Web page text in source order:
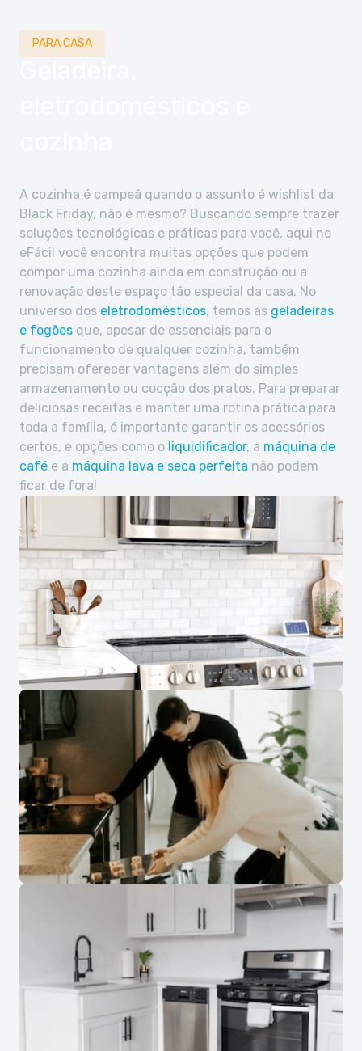
PARA CASA
A cozinha é campeã quando o assunto é wishlist da
Black Friday, não é mesmo? Buscando sempre trazer
soluções tecnológicas e práticas para você, aqui no
eFácil você encontra muitas opções que podem
compor uma cozinha ainda em construção ou a
renovação deste espaço tão especial da casa. No
universo dos eletrodomésticos, temos as geladeiras
e fogões que, apesar de essenciais para o
funcionamento de qualquer cozinha, também
precisam oferecer vantagens além do simples
armazenamento ou cocção dos pratos. Para preparar
deliciosas receitas e manter uma rotina prática para
toda a família, é importante garantir os acessórios
certos, e opções como o liquidificador, a máquina de
café e a máquina lava e seca perfeita não podem
ficar de fora!